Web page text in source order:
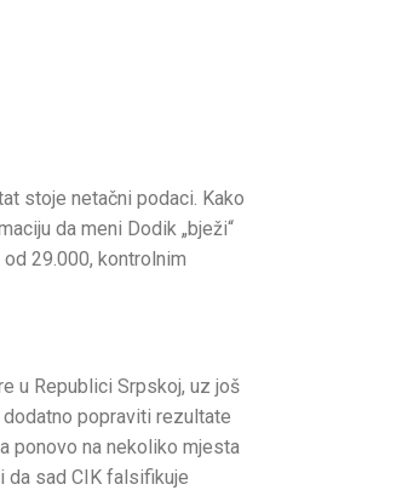
stoje netačni podaci. Kako
da meni Dodik „bježi“
29.000, kontrolnim
u Republici Srpskoj, uz još
popraviti rezultate
ponovo na nekoliko mjesta
da sad CIK falsifikuje